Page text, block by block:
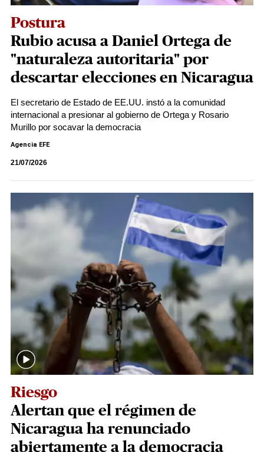
Postura
Rubio acusa a Daniel Ortega de
"naturaleza autoritaria" por
descartar elecciones en Nicaragua
El secretario de Estado de EE.UU. instó a la comunidad
internacional a presionar al gobierno de Ortega y Rosario
Murillo por socavar la democracia
Agencia EFE
21/07/2026
Riesgo
Alertan que el régimen de
Nicaragua ha renunciado
abiertamente a la democracia